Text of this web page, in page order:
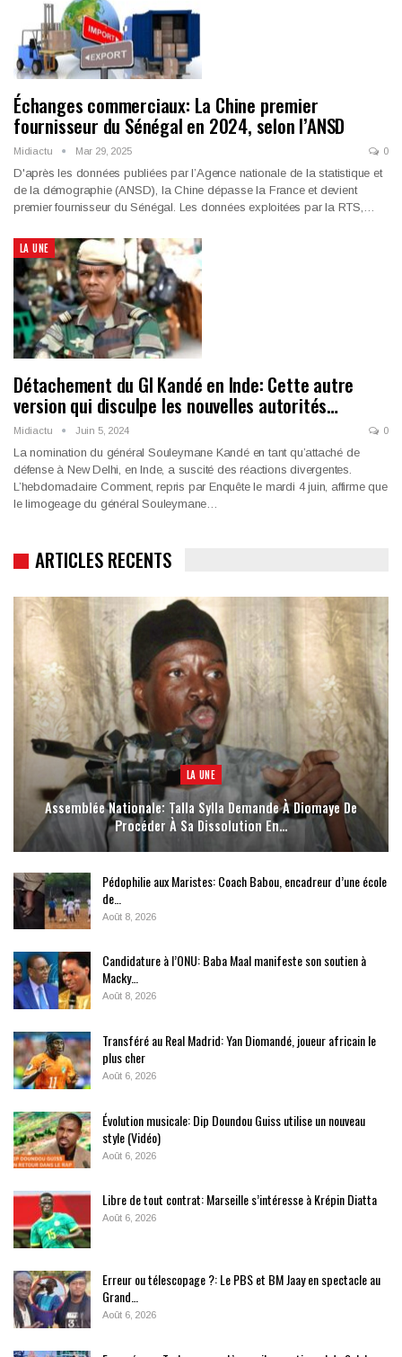
Échanges commerciaux: La Chine premier
fournisseur du Sénégal en 2024, selon l’ANSD
Midiactu Mar 29, 2025 0
D'après les données publiées par l’Agence nationale de la statistique et
de la démographie (ANSD), la Chine dépasse la France et devient
premier fournisseur du Sénégal. Les données exploitées par la RTS,…
LA UNE
Détachement du Gl Kandé en Inde: Cette autre
version qui disculpe les nouvelles autorités…
Midiactu Juin 5, 2024 0
La nomination du général Souleymane Kandé en tant qu’attaché de
défense à New Delhi, en Inde, a suscité des réactions divergentes.
L’hebdomadaire Comment, repris par Enquête le mardi 4 juin, affirme que
le limogeage du général Souleymane…
ARTICLES RECENTS
LA UNE
Assemblée Nationale: Talla Sylla Demande À Diomaye De
Procéder À Sa Dissolution En…
Pédophilie aux Maristes: Coach Babou, encadreur d’une école
de…
Août 8, 2026
Candidature à l’ONU: Baba Maal manifeste son soutien à
Macky…
Août 8, 2026
Transféré au Real Madrid: Yan Diomandé, joueur africain le
plus cher
Août 6, 2026
Évolution musicale: Dip Doundou Guiss utilise un nouveau
style (Vidéo)
Août 6, 2026
Libre de tout contrat: Marseille s’intéresse à Krépin Diatta
Août 6, 2026
Erreur ou télescopage ?: Le PBS et BM Jaay en spectacle au
Grand…
Août 6, 2026